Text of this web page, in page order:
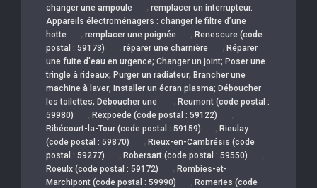
changer une ampoule
, remplacer un interrupteur.
Appareils électroménagers : changer le filtre d’une
hotte
, remplacer une poignée , Renescure (code
postal : 59173)
, réparer une charnière , Réparer
une fuite d'eau en urgence; Changer un joint; Poser une
tringle à rideaux; Purger un radiateur; Brancher une
machine à laver; Installer un écran plasma; Déboucher
les toilettes; Déboucher une
, Reumont (code postal :
59980)
, Rexpoëde (code postal : 59122) ,
Ribécourt-la-Tour (code postal : 59159) , Rieulay
(code postal : 59870)
, Rieux-en-Cambrésis (code
postal : 59277)
, Robersart (code postal : 59550) ,
Roeulx (code postal : 59172) , Rombies-et-
Marchipont (code postal : 59990)
, Romeries (code